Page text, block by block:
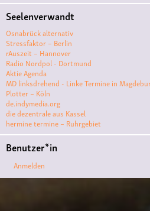
Polyamorietreff
Monogamie
ismuskunstantisemitismus
ur
VKqueer
ve#film #kino
#filmclub#Münster
#menschenrechte
Seelenverwandt
Osnabrück alternativ
Stressfaktor – Berlin
rAuszeit – Hannover
Radio Nordpol - Dortmund
Aktie Agenda
MD linksdrehend - Linke Termine in
Plotter – Köln
de.indymedia.org
die dezentrale aus Kassel
hermine termine – Ruhrgebiet
Benutzer*in
Anmelden